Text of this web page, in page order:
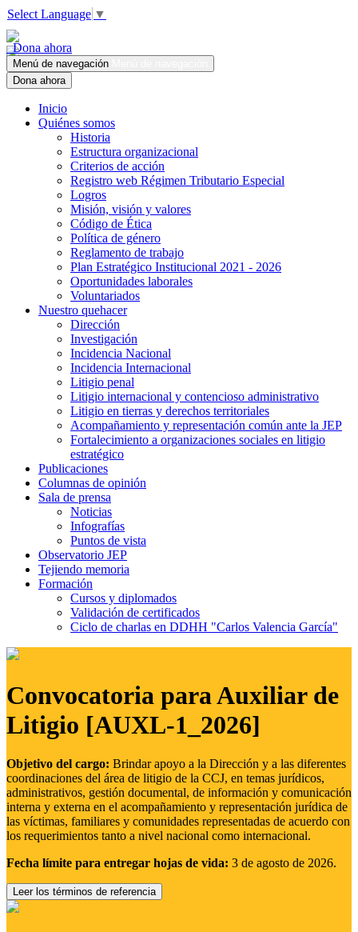
Select Language ▼
Dona ahora
Menú de navegación
Dona ahora
Inicio
Quiénes somos
Historia
Estructura organizacional
Criterios de acción
Registro web Régimen Tributario Especial
Logros
Misión, visión y valores
Código de Ética
Política de género
Reglamento de trabajo
Plan Estratégico Institucional 2021 - 2026
Oportunidades laborales
Voluntariados
Nuestro quehacer
Dirección
Investigación
Incidencia Nacional
Incidencia Internacional
Litigio penal
Litigio internacional y contencioso administrativo
Litigio en tierras y derechos territoriales
Acompañamiento y representación común ante la JEP
Fortalecimiento a organizaciones sociales en litigio
estratégico
Publicaciones
Columnas de opinión
Sala de prensa
Noticias
Infografías
Puntos de vista
Observatorio JEP
Tejiendo memoria
Formación
Cursos y diplomados
Validación de certificados
Ciclo de charlas en DDHH "Carlos Valencia García"
Convocatoria para Auxiliar de
Litigio [AUXL-1_2026]
Objetivo del cargo: Brindar apoyo a la Dirección y a las diferentes
coordinaciones del área de litigio de la CCJ, en temas jurídicos,
administrativos, gestión documental, de información y comunicación
interna y externa en el acompañamiento y representación jurídica de
las víctimas, familiares y comunidades representadas de acuerdo con
los requerimientos tanto a nivel nacional como internacional.
Fecha límite para entregar hojas de vida: 3 de agosto de 2026.
Leer los términos de referencia